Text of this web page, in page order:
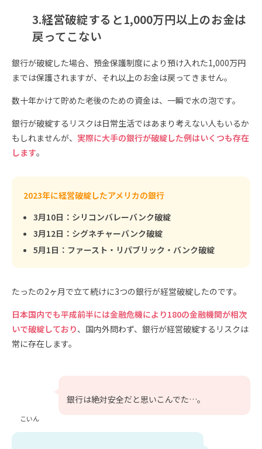
3.経営破綻すると1,000万円以上のお金は
戻ってこない
銀行が破綻した場合、預金保護制度により預け入れた1,000万円
までは保護されますが、それ以上のお金は戻ってきません。
数十年かけて貯めた老後のための資金は、一瞬で水の泡です。
銀行が破綻するリスクは日常生活ではあまり考えない人もいるか
もしれませんが、 実際に大手の銀行が破綻した例はいくつも存在
します。
2023年に経営破綻したアメリカの銀行
3月10日：シリコンバレーバンク破綻
3月12日：シグネチャーバンク破綻
5月1日：ファースト・リパブリック・バンク破綻
たったの2ヶ月で立て続けに3つの銀行が経営破綻したのです。
日本国内でも平成前半には金融危機により180の金融機関が相次
いで破綻しており、国内外問わず、銀行が経営破綻するリスクは
常に存在します。
こいん
銀行は絶対安全だと思いこんでた…。